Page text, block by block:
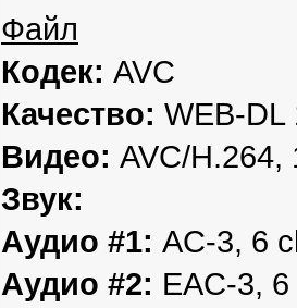
Файл
Кодек: AVC
Качество: WEB-DL
Видео: AVC/H.264,
Звук:
Аудио #1: AC-3, 6
Аудио #2: EAC-3,